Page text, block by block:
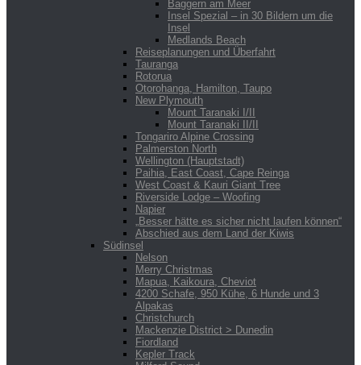
Baggern am Meer
Insel Spezial – in 30 Bildern um die
Insel
Medlands Beach
Reiseplanungen und Überfahrt
Tauranga
Rotorua
Otorohanga, Hamilton, Taupo
New Plymouth
Mount Taranaki I/II
Mount Taranaki II/II
Tongariro Alpine Crossing
Palmerston North
Wellington (Hauptstadt)
Paihia, East Coast, Cape Reinga
West Coast & Kauri Giant Tree
Riverside Lodge – Woofing
Napier
„Besser hätte es sicher nicht laufen können“
Abschied aus dem Land der Kiwis
Südinsel
Nelson
Merry Christmas
Mapua, Kaikoura, Cheviot
4200 Schafe, 950 Kühe, 6 Hunde und 3
Alpakas
Christchurch
Mackenzie District > Dunedin
Fiordland
Kepler Track